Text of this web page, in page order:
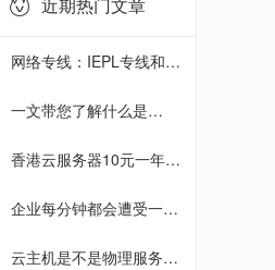
网络专线：IEPL专线和
一文带您了解什么是
路、CUVIP、CIA线路
香港云服务器10元一年，
企业每分钟都会遭受一次
成本飙升
云主机是不是物理服务